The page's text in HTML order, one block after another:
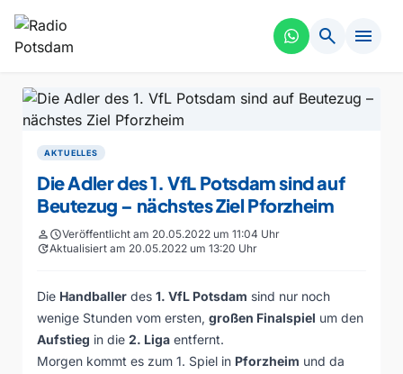
search menu
AKTUELLES
Die Adler des 1. VfL Potsdam sind auf
Beutezug – nächstes Ziel Pforzheim
personscheduleVeröffentlicht am 20.05.2022 um 11:04 Uhr
updateAktualisiert am 20.05.2022 um 13:20 Uhr
Die Handballer des 1. VfL Potsdam sind nur noch
wenige Stunden vom ersten, großen Finalspiel um den
Aufstieg in die 2. Liga entfernt.
Morgen kommt es zum 1. Spiel in Pforzheim und da